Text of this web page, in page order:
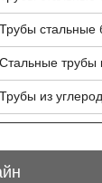
Трубы стальные
Стальные трубы
Трубы из